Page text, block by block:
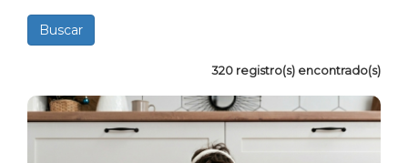
320 registro(s) encontrado(s)